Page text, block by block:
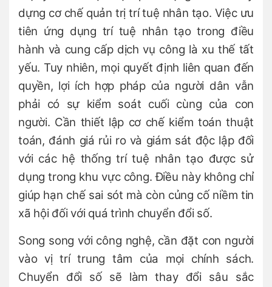
dựng cơ chế quản trị trí tuệ nhân tạo. Việc ưu
tiên ứng dụng trí tuệ nhân tạo trong điều
hành và cung cấp dịch vụ công là xu thế tất
yếu. Tuy nhiên, mọi quyết định liên quan đến
quyền, lợi ích hợp pháp của người dân vẫn
phải có sự kiểm soát cuối cùng của con
người. Cần thiết lập cơ chế kiểm toán thuật
toán, đánh giá rủi ro và giám sát độc lập đối
với các hệ thống trí tuệ nhân tạo được sử
dụng trong khu vực công. Điều này không chỉ
giúp hạn chế sai sót mà còn củng cố niềm tin
xã hội đối với quá trình chuyển đổi số.
Song song với công nghệ, cần đặt con người
vào vị trí trung tâm của mọi chính sách.
Chuyển đổi số sẽ làm thay đổi sâu sắc